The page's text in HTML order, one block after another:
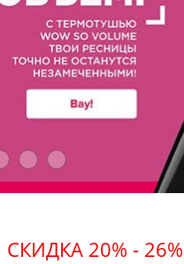
СКИДКА 20% -